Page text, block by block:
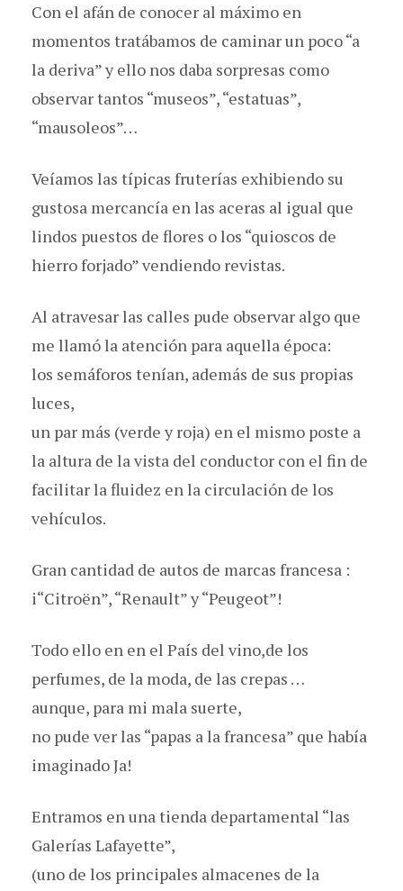
Con el afán de conocer al máximo en
momentos tratábamos de caminar un poco “a
la deriva” y ello nos daba sorpresas como
observar tantos “museos”, “estatuas”,
“mausoleos”…
Veíamos las típicas fruterías exhibiendo su
gustosa mercancía en las aceras al igual que
lindos puestos de flores o los “quioscos de
hierro forjado” vendiendo revistas.
Al atravesar las calles pude observar algo que
me llamó la atención para aquella época:
los semáforos tenían, además de sus propias
luces,
un par más (verde y roja) en el mismo poste a
la altura de la vista del conductor con el fin de
facilitar la fluidez en la circulación de los
vehículos.
Gran cantidad de autos de marcas francesa :
i“Citroën”, “Renault” y “Peugeot”!
Todo ello en en el País del vino,de los
perfumes, de la moda, de las crepas …
aunque, para mi mala suerte,
no pude ver las “papas a la francesa” que había
imaginado Ja!
Entramos en una tienda departamental “las
Galerías Lafayette”,
(uno de los principales almacenes de la